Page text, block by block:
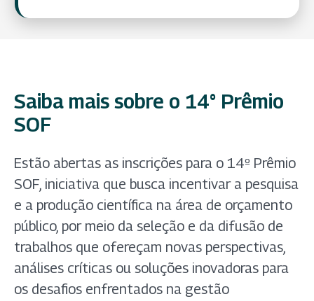
Saiba mais sobre o 14° Prêmio
SOF
Estão abertas as inscrições para o 14º Prêmio
SOF, iniciativa que busca incentivar a pesquisa
e a produção científica na área de orçamento
público, por meio da seleção e da difusão de
trabalhos que ofereçam novas perspectivas,
análises críticas ou soluções inovadoras para
os desafios enfrentados na gestão